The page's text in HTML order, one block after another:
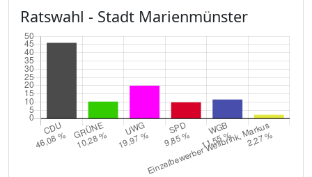
Ratswahl - Stadt Marienmünster